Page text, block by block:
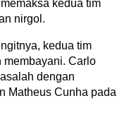
kedua tim
nirgol.
kedua tim
membayani. Carlo
dengan
Matheus Cunha pada